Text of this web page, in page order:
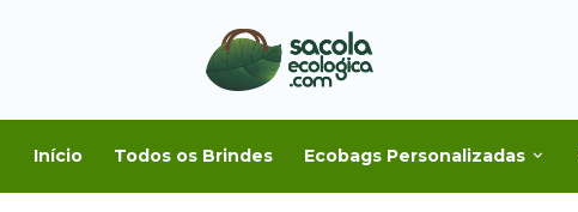
Início Todos os Brindes Ecobags Personalizadas